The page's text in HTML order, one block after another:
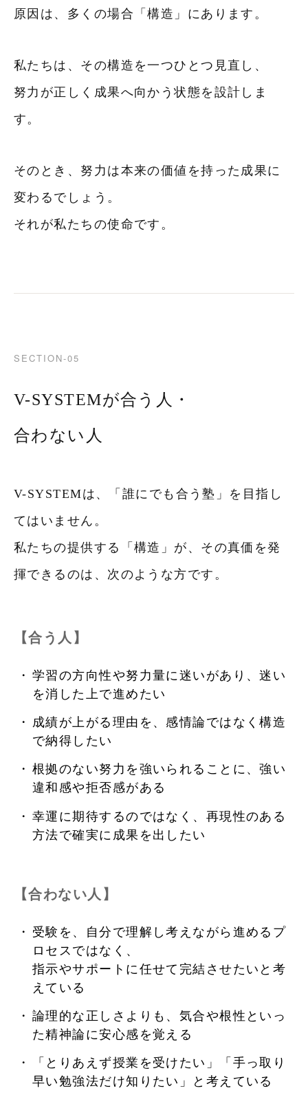
原因は、多くの場合「構造」にあります。
私たちは、その構造を一つひとつ見直し、
努力が正しく成果へ向かう状態を設計しま
す。
そのとき、努力は本来の価値を持った成果に
変わるでしょう。
それが私たちの使命です。
SECTION-05
V-SYSTEMが合う人・
合わない人
V-SYSTEMは、「誰にでも合う塾」を目指し
てはいません。
私たちの提供する「構造」が、その真価を発
揮できるのは、次のような方です。
【合う人】
学習の方向性や努力量に迷いがあり、迷い
を消した上で進めたい
成績が上がる理由を、感情論ではなく構造
で納得したい
根拠のない努力を強いられることに、強い
違和感や拒否感がある
幸運に期待するのではなく、再現性のある
方法で確実に成果を出したい
【合わない人】
受験を、自分で理解し考えながら進めるプ
ロセスではなく、
指示やサポートに任せて完結させたいと考
えている
論理的な正しさよりも、気合や根性といっ
た精神論に安心感を覚える
「とりあえず授業を受けたい」「手っ取り
早い勉強法だけ知りたい」と考えている